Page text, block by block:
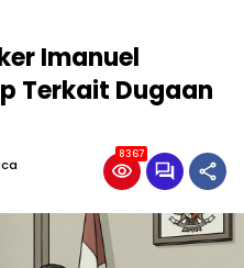
Imanuel
Terkait Dugaan
8367